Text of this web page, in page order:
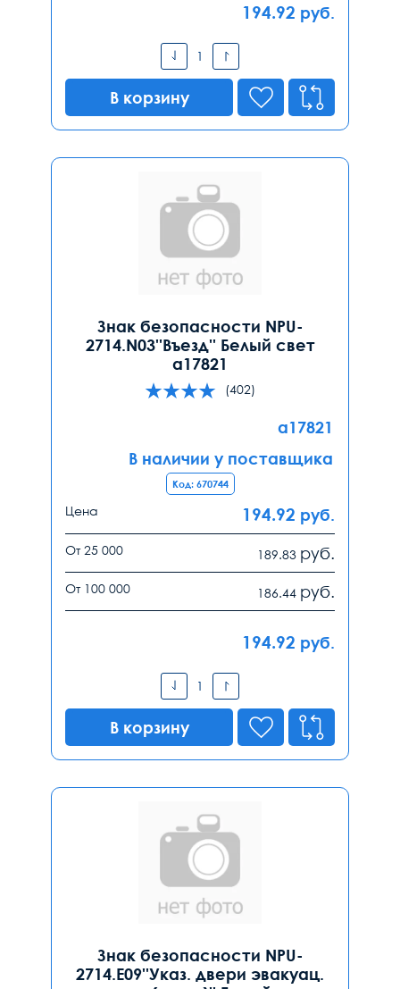
194.92 руб.
В корзину
Знак безопасности NPU-
2714.N03''Въезд'' Белый свет
a17821
(402)
a17821
В наличии у поставщика
Код: 670744
Цена 194.92 руб.
От 25 000 189.83 руб.
От 100 000 186.44 руб.
194.92 руб.
В корзину
Знак безопасности NPU-
2714.E09''Указ. двери эвакуац.